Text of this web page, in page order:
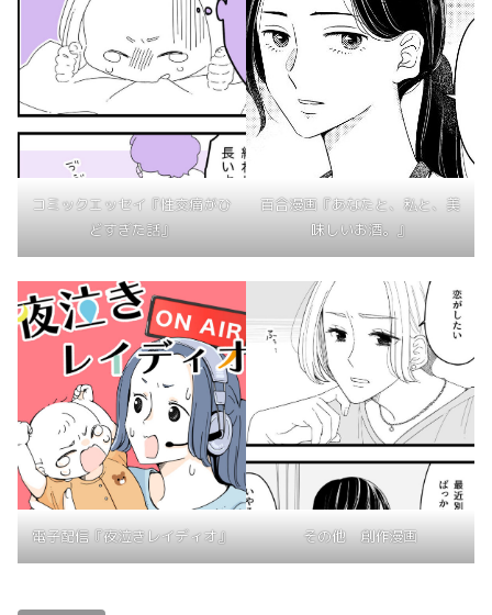
コミックエッセイ『性交痛がひ
どすぎた話』
百合漫画『あなたと、私と、美
味しいお酒。』
電子配信『夜泣きレイディオ』 その他 創作漫画